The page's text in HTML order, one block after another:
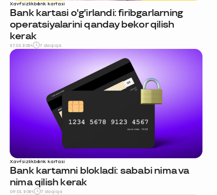
Xavfsizlikbank kartasi
Bank kartasi o'g'irlandi: firibgarlarning
operatsiyalarini qanday bekor qilish
kerak
27.05.2024 7 daqiqa
Xavfsizlikbank kartasi
Bank kartamni blokladi: sababi nima va
nima qilish kerak
09.01.2024 7 daqiqa